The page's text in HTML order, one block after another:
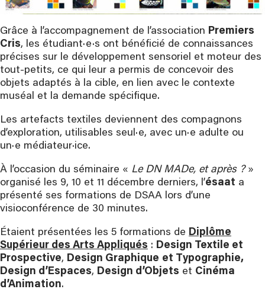
Grâce à l’accompagnement de l’association Premiers
Cris, les étudiant·e·s ont bénéficié de connaissances
précises sur le développement sensoriel et moteur des
tout-petits, ce qui leur a permis de concevoir des
objets adaptés à la cible, en lien avec le contexte
muséal et la demande spécifique.
Les artefacts textiles deviennent des compagnons
d’exploration, utilisables seul·e, avec un·e adulte ou
un·e médiateur·ice.
À l’occasion du séminaire « Le DN MADe, et après ?»
organisé les 9, 10 et 11 décembre derniers, l’ésaat a
présenté ses formations de DSAA lors d’une
visioconférence de 30 minutes.
Étaient présentées les 5 formations de Diplôme
Supérieur des Arts Appliqués : Design Textile et
Prospective, Design Graphique et Typographie,
Design d’Espaces, Design d’Objets et Cinéma
d’Animation.